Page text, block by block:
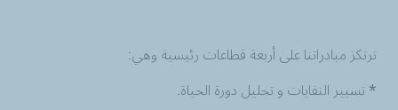
ترتكز مبادراتنا على أربعة قطاعات رئيسية وهي:
* تسيير النفايات و تحليل دورة الحياة.